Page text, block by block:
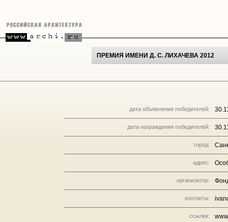
ПРЕМИЯ ИМЕНИ Д. С. ЛИХАЧЕВА 2012
дата объявления победителей:
дата награждения победителей:
город:
адрес:
организатор:
контакты:
ссылки: